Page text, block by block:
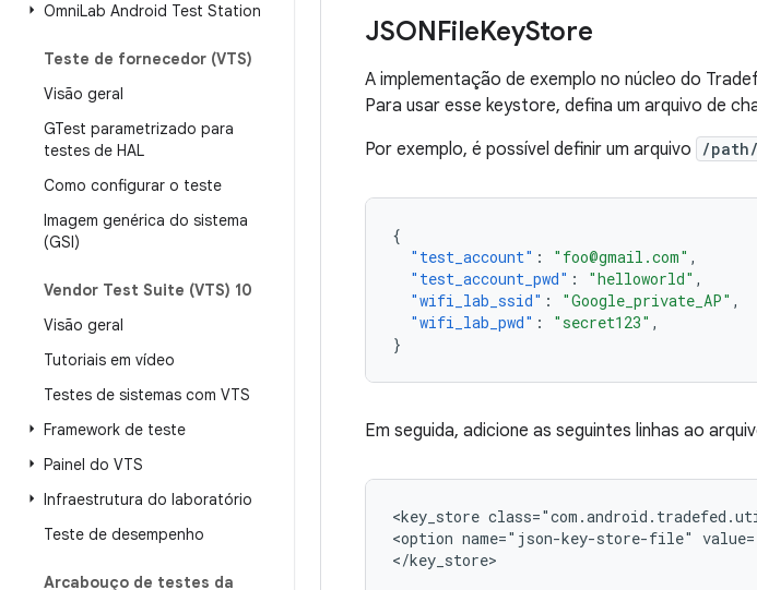
OmniLab Android Test Station
Teste de fornecedor (VTS)
Visão geral
GTest parametrizado para
testes de HAL
Como configurar o teste
Imagem genérica do sistema
(GSI)
Vendor Test Suite (VTS) 10
Visão geral
Tutoriais em vídeo
Testes de sistemas com VTS
Framework de teste
Painel do VTS
Infraestrutura do laboratório
Teste de desempenho
Arcabouço de testes da
JSONFileKeyStore
A implementação de exemplo no núcleo do
Para usar esse keystore, defina um arquivo de
Por exemplo, é possível definir um arquivo
/
{
"test_account" : "foo@gmail.com" ,
"test_account_pwd" : "helloworld" ,
"wifi_lab_ssid" : "Google_private_AP" ,
"wifi_lab_pwd" : "secret123" ,
}
Em seguida, adicione as seguintes linhas ao
<key_store
<option name="json-key-store-file"